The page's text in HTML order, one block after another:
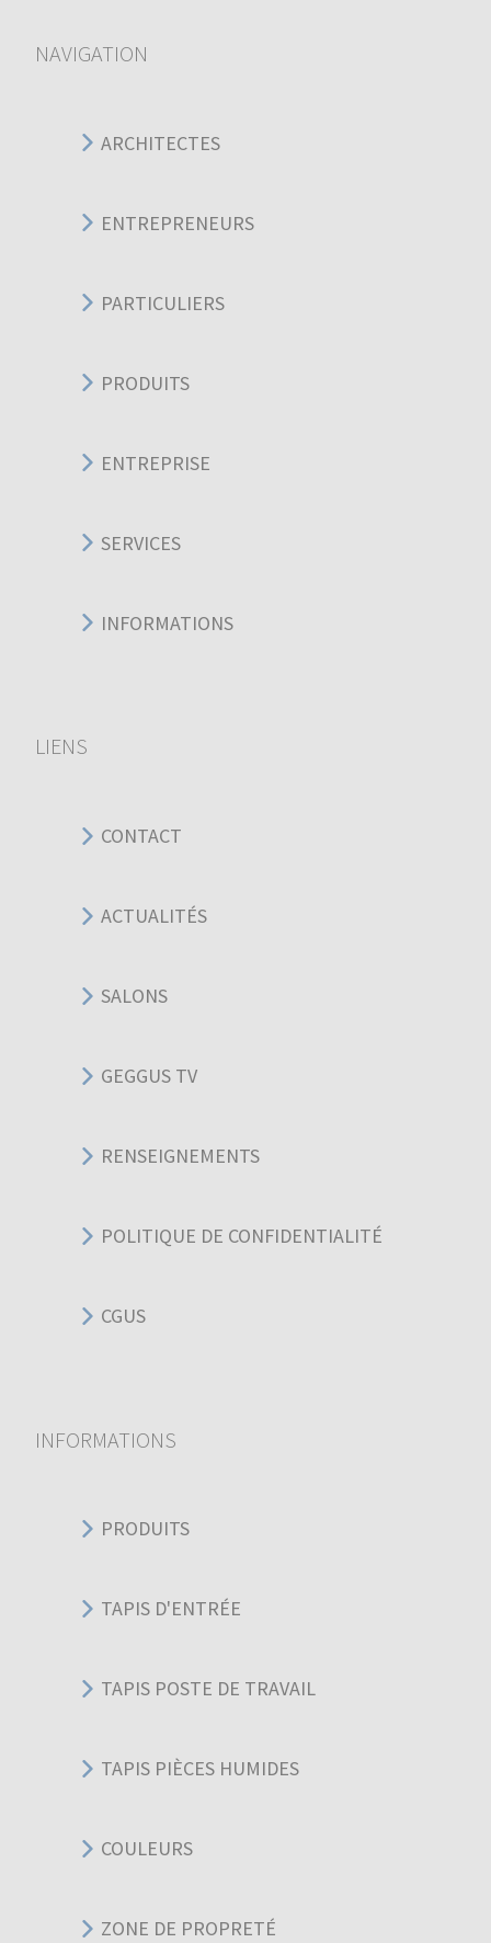
NAVIGATION
ARCHITECTES
ENTREPRENEURS
PARTICULIERS
PRODUITS
ENTREPRISE
SERVICES
INFORMATIONS
LIENS
CONTACT
ACTUALITÉS
SALONS
GEGGUS TV
RENSEIGNEMENTS
POLITIQUE DE CONFIDENTIALITÉ
CGUS
INFORMATIONS
PRODUITS
TAPIS D'ENTRÉE
TAPIS POSTE DE TRAVAIL
TAPIS PIÈCES HUMIDES
COULEURS
ZONE DE PROPRETÉ